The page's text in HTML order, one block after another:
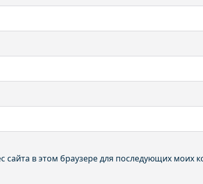
сайта в этом браузере для последующих моих